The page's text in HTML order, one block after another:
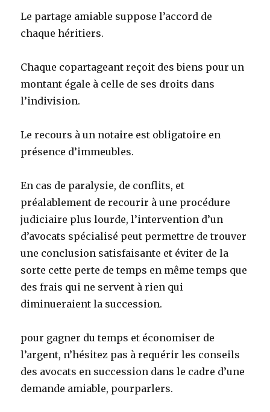
Le partage amiable suppose l’accord de
chaque héritiers.
Chaque copartageant reçoit des biens pour un
montant égale à celle de ses droits dans
l’indivision.
Le recours à un notaire est obligatoire en
présence d’immeubles.
En cas de paralysie, de conflits, et
préalablement de recourir à une procédure
judiciaire plus lourde, l’intervention d’un
d’avocats spécialisé peut permettre de trouver
une conclusion satisfaisante et éviter de la
sorte cette perte de temps en même temps que
des frais qui ne servent à rien qui
diminueraient la succession.
pour gagner du temps et économiser de
l’argent, n’hésitez pas à requérir les conseils
des avocats en succession dans le cadre d’une
demande amiable, pourparlers.